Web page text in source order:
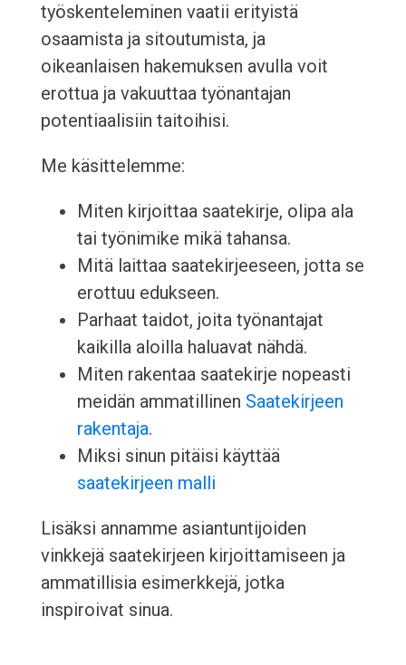
työskenteleminen vaatii erityistä
osaamista ja sitoutumista, ja
oikeanlaisen hakemuksen avulla voit
erottua ja vakuuttaa työnantajan
potentiaalisiin taitoihisi.
Me käsittelemme:
Miten kirjoittaa saatekirje, olipa ala
tai työnimike mikä tahansa.
Mitä laittaa saatekirjeeseen, jotta se
erottuu edukseen.
Parhaat taidot, joita työnantajat
kaikilla aloilla haluavat nähdä.
Miten rakentaa saatekirje nopeasti
meidän ammatillinen Saatekirjeen
rakentaja.
Miksi sinun pitäisi käyttää
saatekirjeen malli
Lisäksi annamme asiantuntijoiden
vinkkejä saatekirjeen kirjoittamiseen ja
ammatillisia esimerkkejä, jotka
inspiroivat sinua.